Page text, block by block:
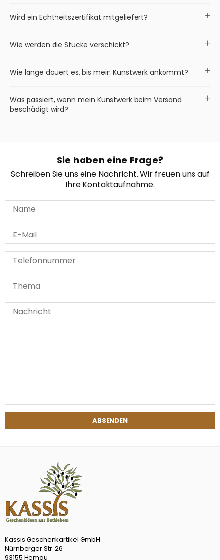
Wird ein Echtheitszertifikat mitgeliefert?
Wie werden die Stücke verschickt?
Wie lange dauert es, bis mein Kunstwerk ankommt?
Was passiert, wenn mein Kunstwerk beim Versand
beschädigt wird?
Sie haben eine Frage?
Schreiben Sie uns eine Nachricht. Wir freuen uns auf
Ihre Kontaktaufnahme.
Kassis Geschenkartikel GmbH
Nürnberger Str. 26
93155 Hemau